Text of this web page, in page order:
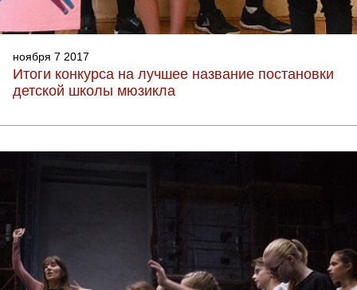
ноября 7 2017
Итоги конкурса на лучшее название постановки
детской школы мюзикла